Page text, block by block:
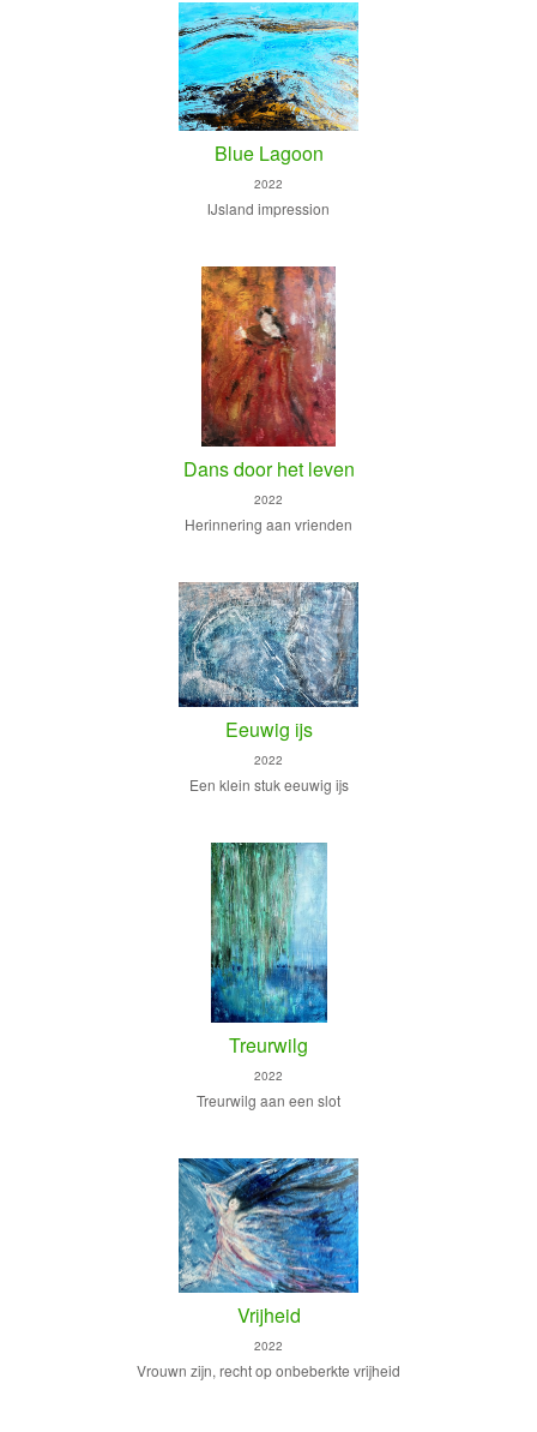
Blue Lagoon
2022
IJsland impression
Dans door het leven
2022
Herinnering aan vrienden
Eeuwig ijs
2022
Een klein stuk eeuwig ijs
Treurwilg
2022
Treurwilg aan een slot
Vrijheid
2022
Vrouwn zijn, recht op onbeberkte vrijheid